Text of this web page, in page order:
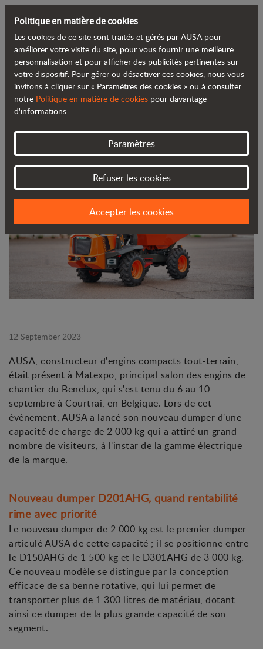
Retour au blog
AUSA lance son nouveau dumper de
deux tonnes au salon Matexpo
12 September 2023
AUSA, constructeur d'engins compacts tout-terrain,
était présent à Matexpo, principal salon des engins de
chantier du Benelux, qui s'est tenu du 6 au 10
septembre à Courtrai, en Belgique. Lors de cet
événement, AUSA a lancé son nouveau dumper d'une
capacité de charge de 2 000 kg qui a attiré un grand
nombre de visiteurs, à l'instar de la gamme électrique
de la marque.
Nouveau dumper D201AHG, quand rentabilité
rime avec priorité
Le nouveau dumper de 2 000 kg est le premier dumper
articulé AUSA de cette capacité ; il se positionne entre
le D150AHG de 1 500 kg et le D301AHG de 3 000 kg.
Ce nouveau modèle se distingue par la conception
efficace de sa benne rotative, qui lui permet de
transporter plus de 1 300 litres de matériau, dotant
ainsi ce dumper de la plus grande capacité de son
segment.
Politique en matière de cookies
Les cookies de ce site sont traités et gérés par AUSA pour
améliorer votre visite du site, pour vous fournir une meilleure
personnalisation et pour afficher des publicités pertinentes sur
votre dispositif. Pour gérer ou désactiver ces cookies, nous vous
invitons à cliquer sur « Paramètres des cookies » ou à consulter
notre Politique en matière de cookies pour davantage
d'informations.
Paramètres
Refuser les cookies
Accepter les cookies